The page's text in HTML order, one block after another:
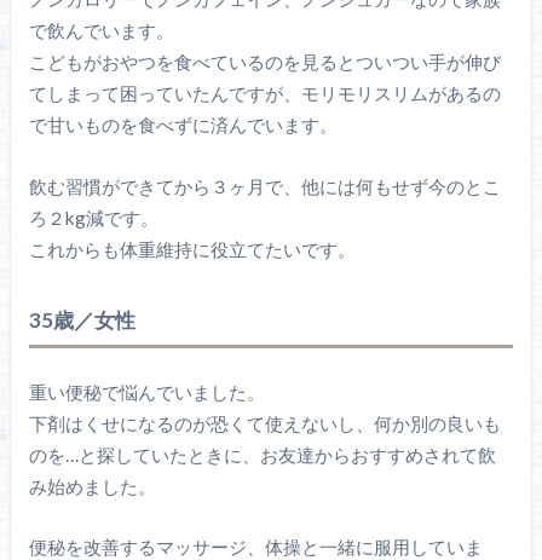
で飲んでいます。
こどもがおやつを食べているのを見るとついつい手が伸び
てしまって困っていたんですが、モリモリスリムがあるの
で甘いものを食べずに済んでいます。
飲む習慣ができてから３ヶ月で、他には何もせず今のとこ
ろ２kg減です。
これからも体重維持に役立てたいです。
35歳／女性
重い便秘で悩んでいました。
下剤はくせになるのが恐くて使えないし、何か別の良いも
のを…と探していたときに、お友達からおすすめされて飲
み始めました。
便秘を改善するマッサージ、体操と一緒に服用していま